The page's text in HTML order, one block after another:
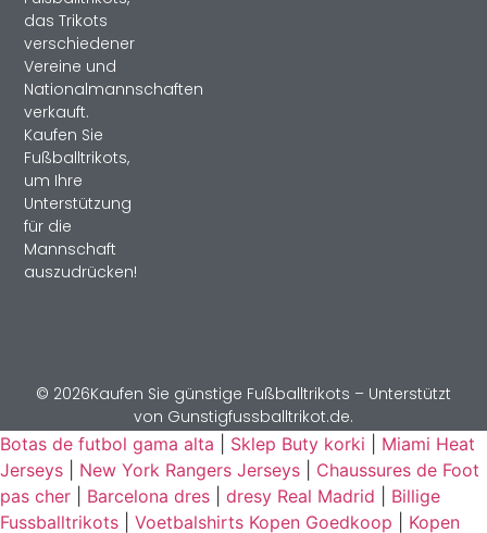
das Trikots
verschiedener
Vereine und
Nationalmannschaften
verkauft.
Kaufen Sie
Fußballtrikots,
um Ihre
Unterstützung
für die
Mannschaft
auszudrücken!
© 2026Kaufen Sie günstige Fußballtrikots – Unterstützt
von Gunstigfussballtrikot.de.
Botas de futbol gama alta
Sklep Buty korki
Miami Heat
Jerseys
New York Rangers Jerseys
Chaussures de Foot
pas cher
Barcelona dres dresy Real Madrid
Billige
Fussballtrikots
Voetbalshirts Kopen Goedkoop Kopen